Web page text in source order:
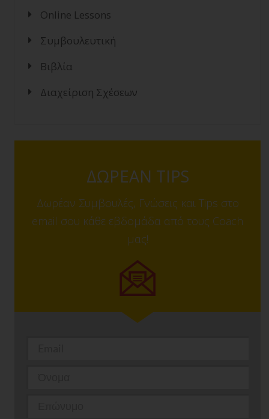
Online Lessons
Συμβουλευτική
Βιβλία
Διαχείριση Σχέσεων
ΔΩΡΕΑΝ TIPS
Δωρέαν Συμβουλές, Γνώσεις και Tips στο
email σου κάθε εβδομάδα από τους Coach
μας!